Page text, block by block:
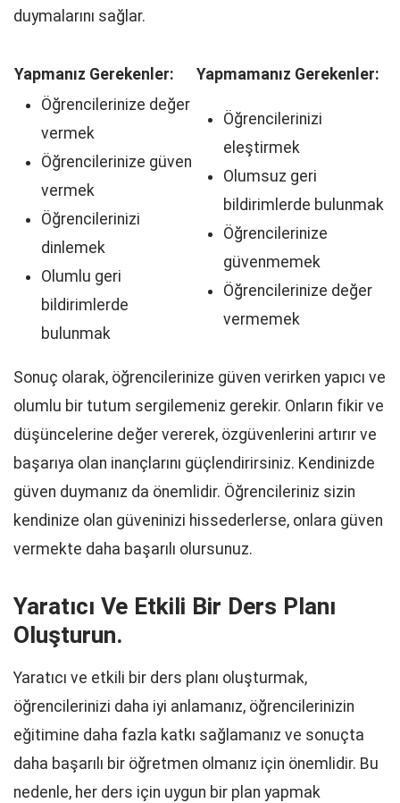
duymalarını sağlar.
Yapmanız Gerekenler:
Yapmamanız Gerekenler:
Öğrencilerinize değer
vermek
Öğrencilerinize güven
vermek
Öğrencilerinizi
dinlemek
Olumlu geri
bildirimlerde
bulunmak
Öğrencilerinizi
eleştirmek
Olumsuz geri
bildirimlerde bulunmak
Öğrencilerinize
güvenmemek
Öğrencilerinize değer
vermemek
Sonuç olarak, öğrencilerinize güven verirken yapıcı ve
olumlu bir tutum sergilemeniz gerekir. Onların fikir ve
düşüncelerine değer vererek, özgüvenlerini artırır ve
başarıya olan inançlarını güçlendirirsiniz. Kendinizde
güven duymanız da önemlidir. Öğrencileriniz sizin
kendinize olan güveninizi hissederlerse, onlara güven
vermekte daha başarılı olursunuz.
Yaratıcı Ve Etkili Bir Ders Planı
Oluşturun.
Yaratıcı ve etkili bir ders planı oluşturmak,
öğrencilerinizi daha iyi anlamanız, öğrencilerinizin
eğitimine daha fazla katkı sağlamanız ve sonuçta
daha başarılı bir öğretmen olmanız için önemlidir. Bu
nedenle, her ders için uygun bir plan yapmak